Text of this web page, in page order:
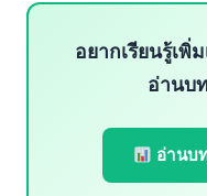
อยากเรียนรู้เพิ่
อ่านบ
อ่านบ